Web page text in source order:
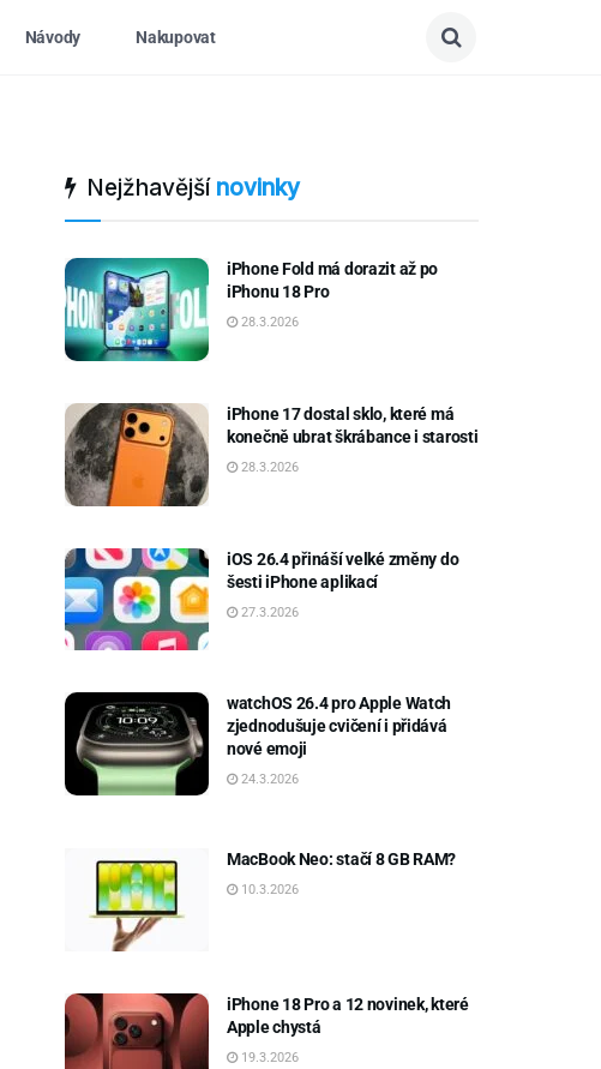
Návody Nakupovat
Nejžhavějšínovinky
iPhone Fold má dorazit až po
iPhonu 18 Pro
28.3.2026
iPhone 17 dostal sklo, které má
konečně ubrat škrábance i starosti
28.3.2026
iOS 26.4 přináší velké změny do
šesti iPhone aplikací
27.3.2026
watchOS 26.4 pro Apple Watch
zjednodušuje cvičení i přidává
nové emoji
24.3.2026
MacBook Neo: stačí 8 GB RAM?
10.3.2026
iPhone 18 Pro a 12 novinek, které
Apple chystá
19.3.2026